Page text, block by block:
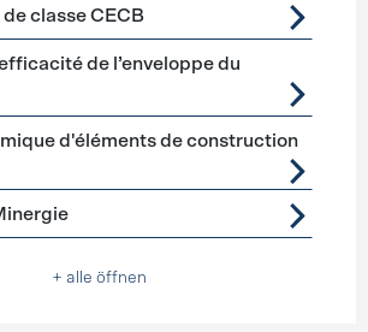
Gebäudehülle Sanierung
classe CECB
de l’enveloppe du
d'éléments de construction
+ alle öffnen